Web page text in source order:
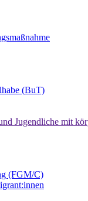
(BuT)
Jugendliche mit
(FGM/C)